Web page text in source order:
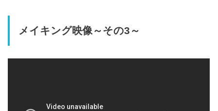
メイキング映像～その3～